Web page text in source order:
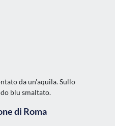
da un'aquila. Sullo
blu smaltato.
di Roma